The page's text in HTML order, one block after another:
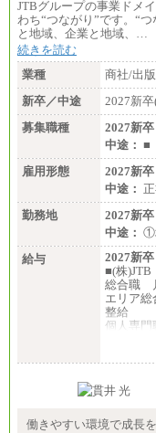
JTBグループの事業ドメ
わち“つながり”です。“
と地域、企業と地域、…
続きを読む
業種
商社/出
新卒／中途
2027新
募集職種
2027新卒
中途： ■
雇用形態
2027新卒
中途：
勤務地
2027新卒
中途： ①
給与
2027新卒
■(株)JTB
総合職
エリア
整給
個人専
総合職
※詳細は
働きやすい環境で成長